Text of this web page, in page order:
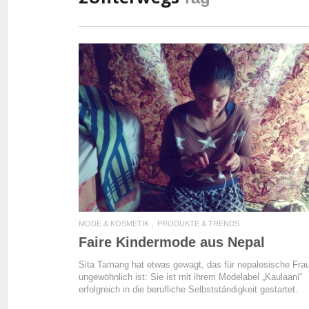
READ MORE
MODE & KOSMETIK PRODUKTE & TRENDS
Faire Kindermode aus Nepal
Sita Tamang hat etwas gewagt, das für nepalesische
ungewöhnlich ist: Sie ist mit ihrem Modelabel „Kaulaani“
erfolgreich in die berufliche Selbstständigkeit gestartet.